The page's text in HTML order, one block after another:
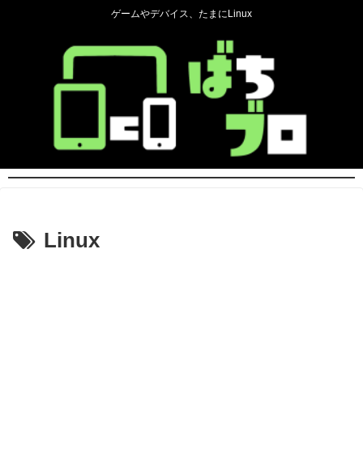
ゲームやデバイス、たまにLinux
Linux